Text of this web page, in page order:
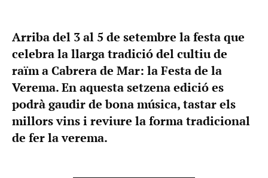
Arriba del 3 al 5 de setembre la festa que
celebra la llarga tradició del cultiu de
raïm a Cabrera de Mar: la Festa de la
Verema. En aquesta setzena edició es
podrà gaudir de bona música, tastar els
millors vins i reviure la forma tradicional
de fer la verema.